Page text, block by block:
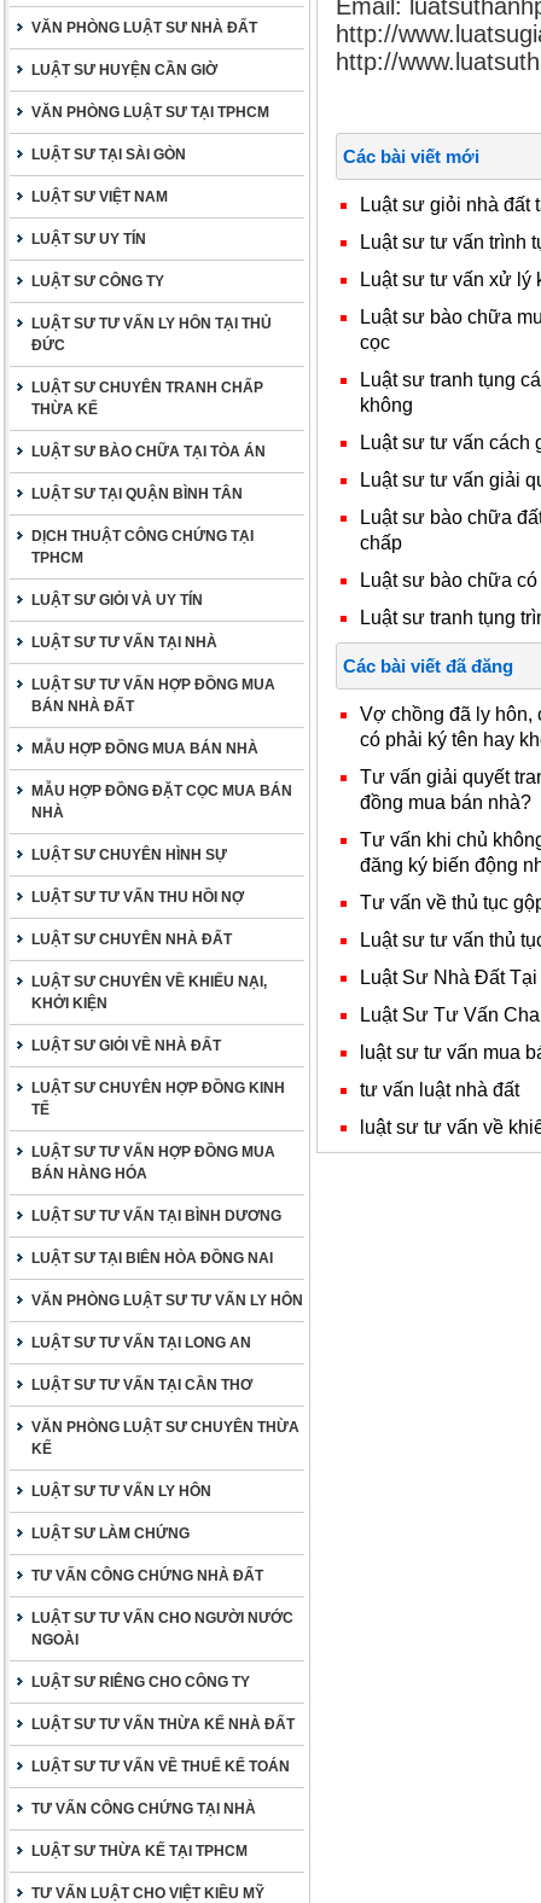
VĂN PHÒNG LUẬT SƯ NHÀ ĐẤT
LUẬT SƯ HUYỆN CẦN GIỜ
VĂN PHÒNG LUẬT SƯ TẠI TPHCM
LUẬT SƯ TẠI SÀI GÒN
LUẬT SƯ VIỆT NAM
LUẬT SƯ UY TÍN
LUẬT SƯ CÔNG TY
LUẬT SƯ TƯ VẤN LY HÔN TẠI THỦ
ĐỨC
LUẬT SƯ CHUYÊN TRANH CHẤP
THỪA KẾ
LUẬT SƯ BÀO CHỮA TẠI TÒA ÁN
LUẬT SƯ TẠI QUẬN BÌNH TÂN
DỊCH THUẬT CÔNG CHỨNG TẠI
TPHCM
LUẬT SƯ GIỎI VÀ UY TÍN
LUẬT SƯ TƯ VẤN TẠI NHÀ
LUẬT SƯ TƯ VẤN HỢP ĐỒNG MUA
BÁN NHÀ ĐẤT
MẪU HỢP ĐỒNG MUA BÁN NHÀ
MẪU HỢP ĐỒNG ĐẶT CỌC MUA BÁN
NHÀ
LUẬT SƯ CHUYÊN HÌNH SỰ
LUẬT SƯ TƯ VẤN THU HỒI NỢ
LUẬT SƯ CHUYÊN NHÀ ĐẤT
LUẬT SƯ CHUYÊN VỀ KHIẾU NẠI,
KHỞI KIỆN
LUẬT SƯ GIỎI VỀ NHÀ ĐẤT
LUẬT SƯ CHUYÊN HỢP ĐỒNG KINH
TẾ
LUẬT SƯ TƯ VẤN HỢP ĐỒNG MUA
BÁN HÀNG HÓA
LUẬT SƯ TƯ VẤN TẠI BÌNH DƯƠNG
LUẬT SƯ TẠI BIÊN HÒA ĐỒNG NAI
VĂN PHÒNG LUẬT SƯ TƯ VẤN LY HÔN
LUẬT SƯ TƯ VẤN TẠI LONG AN
LUẬT SƯ TƯ VẤN TẠI CẦN THƠ
VĂN PHÒNG LUẬT SƯ CHUYÊN THỪA
KẾ
LUẬT SƯ TƯ VẤN LY HÔN
LUẬT SƯ LÀM CHỨNG
TƯ VẤN CÔNG CHỨNG NHÀ ĐẤT
LUẬT SƯ TƯ VẤN CHO NGƯỜI NƯỚC
NGOÀI
LUẬT SƯ RIÊNG CHO CÔNG TY
LUẬT SƯ TƯ VẤN THỪA KẾ NHÀ ĐẤT
LUẬT SƯ TƯ VẤN VỀ THUẾ KẾ TOÁN
TƯ VẤN CÔNG CHỨNG TẠI NHÀ
LUẬT SƯ THỪA KẾ TẠI TPHCM
TƯ VẤN LUẬT CHO VIỆT KIỀU MỸ
Email:
http://
http://
Các bài viết mới
Luật sư giỏi nhà đất
Luật sư tư vấn trình
Luật sư tư vấn xử lý
Luật sư bào chữa
cọc
Luật sư tranh tụng
không
Luật sư tư vấn cách
Luật sư tư vấn giải
Luật sư bào chữa
chấp
Luật sư bào chữa
Luật sư tranh tụng
Các bài viết đã đăng
Vợ chồng đã ly hôn,
có phải ký tên hay
Tư vấn giải quyết
đồng mua bán nhà?
Tư vấn khi chủ
đăng ký biến động
Tư vấn về thủ tục
Luật sư tư vấn thủ
Luật Sư Nhà Đất Tại
Luật Sư Tư Vấn
luật sư tư vấn mua
tư vấn luật nhà đất
luật sư tư vấn về